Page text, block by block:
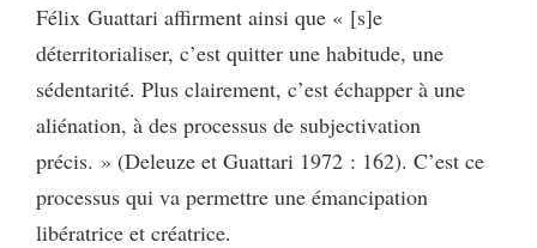
Félix Guattari affirment ainsi que « [s]e
déterritorialiser, c’est quitter une habitude, une
sédentarité. Plus clairement, c’est échapper à une
aliénation, à des processus de subjectivation
précis. » (Deleuze et Guattari 1972 : 162). C’est ce
processus qui va permettre une émancipation
libératrice et créatrice.